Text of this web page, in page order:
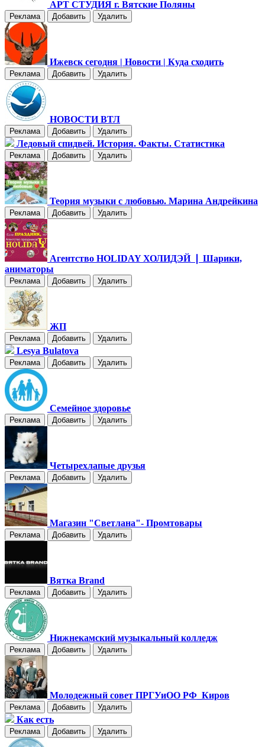
АРТ СТУДИЯ г. Вятские Поляны
Реклама Добавить Удалить
Ижевск сегодня | Новости | Куда сходить
Реклама Добавить Удалить
НОВОСТИ ВТЛ
Реклама Добавить Удалить
Ледовый спидвей. История. Факты. Статистика
Реклама Добавить Удалить
Теория музыки с любовью. Марина Андрейкина
Реклама Добавить Удалить
Агентство HOLIDAY ХОЛИДЭЙ ❘ Шарики,
аниматоры
Реклама Добавить Удалить
ЖП
Реклама Добавить Удалить
Lesya Bulatova
Реклама Добавить Удалить
Семейное здоровье
Реклама Добавить Удалить
Четырехлапые друзья
Реклама Добавить Удалить
Магазин "Светлана"- Промтовары
Реклама Добавить Удалить
Вятка Brand
Реклама Добавить Удалить
Нижнекамский музыкальный колледж
Реклама Добавить Удалить
Молодежный совет ПРГУиОО РФ_Киров
Реклама Добавить Удалить
Как есть
Реклама Добавить Удалить